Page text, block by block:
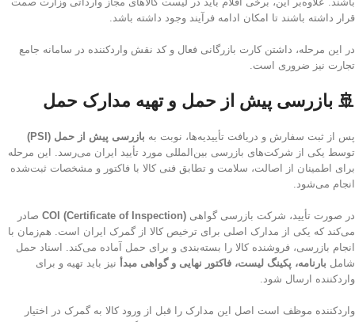
قرار داشته باشند تا امکان ادامه فرآیند وجود داشته باشد.
در این مرحله، داشتن کارت بازرگانی فعال و کد نقش واردکننده در سامانه جامع
تجارت نیز ضروری است.
🚢 بازرسی پیش از حمل و تهیه مدارک حمل
پس از ثبت سفارش و دریافت تأییدیه‌ها، نوبت به بازرسی پیش از حمل (PSI)
توسط یکی از شرکت‌های بازرسی بین‌المللی مورد تأیید ایران می‌رسد. این مرحله
برای اطمینان از اصالت، سلامت و تطابق فنی کالا با فاکتور و مشخصات ثبت‌شده
انجام می‌شود.
در صورت تأیید، شرکت بازرسی گواهی COI (Certificate of Inspection) صادر
می‌کند که یکی از مدارک اصلی برای ترخیص کالا از گمرک ایران است. هم‌زمان با
انجام بازرسی، فروشنده کالا را بسته‌بندی و برای حمل آماده می‌کند. اسناد حمل
شامل بارنامه، پکینگ لیست، فاکتور نهایی و گواهی مبدأ نیز باید تهیه و برای
واردکننده ارسال شود.
واردکننده موظف است اصل این مدارک را قبل از ورود کالا به گمرک در اختیار